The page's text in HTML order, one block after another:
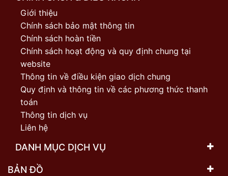
Giới thiệu
Chính sách bảo mật thông tin
Chính sách hoàn tiền
Chính sách hoạt động và quy định chung tại
website
Thông tin về điều kiện giao dịch chung
Quy định và thông tin về các phương thức thanh
toán
Thông tin dịch vụ
Liên hệ
DANH MỤC DỊCH VỤ
BẢN ĐỒ